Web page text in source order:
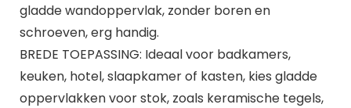
gladde wandoppervlak, zonder boren en
schroeven, erg handig.
BREDE TOEPASSING: Ideaal voor badkamers,
keuken, hotel, slaapkamer of kasten, kies gladde
oppervlakken voor stok, zoals keramische tegels,